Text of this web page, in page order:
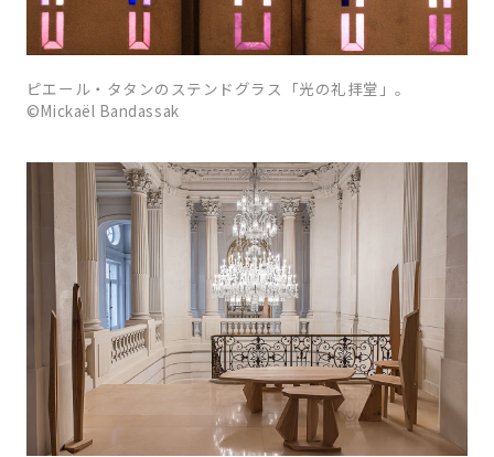
ピエール・タタンのステンドグラス「光の礼拝堂」。
©Mickaël Bandassak